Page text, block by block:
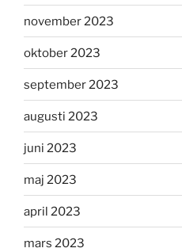
november 2023
oktober 2023
september 2023
augusti 2023
juni 2023
maj 2023
april 2023
mars 2023